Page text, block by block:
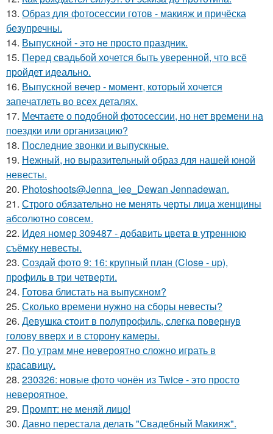
13. Образ для фотосессии готов - макияж и причёска
безупречны.
14. Выпускной - это не просто праздник.
15. Перед свадьбой хочется быть уверенной, что всё
пройдет идеально.
16. Выпускной вечер - момент, который хочется
запечатлеть во всех деталях.
17. Мечтаете о подобной фотосессии, но нет времени на
поездки или организацию?
18. Последние звонки и выпускные.
19. Нежный, но выразительный образ для нашей юной
невесты.
20. Photoshoots@Jenna_lee_Dewan Jennadewan.
21. Строго обязательно не менять черты лица женщины
абсолютно совсем.
22. Идея номер 309487 - добавить цвета в утреннюю
съёмку невесты.
23. Создай фото 9: 16: крупный план (Close - up),
профиль в три четверти.
24. Готова блистать на выпускном?
25. Сколько времени нужно на сборы невесты?
26. Девушка стоит в полупрофиль, слегка повернув
голову вверх и в сторону камеры.
27. По утрам мне невероятно сложно играть в
красавицу.
28. 230326: новые фото чонён из Twice - это просто
невероятное.
29. Промпт: не меняй лицо!
30. Давно перестала делать "Свадебный Макияж".